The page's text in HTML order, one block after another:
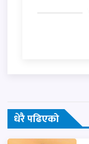
धेरै पढिएको